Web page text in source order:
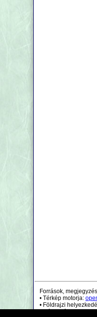
Források,
• Térkép motorja:
• Földrajzi